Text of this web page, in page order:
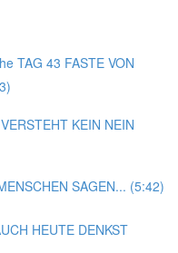
TAG 43 FASTE VON
KEIN NEIN
SAGEN... (5:42)
HEUTE DENKST